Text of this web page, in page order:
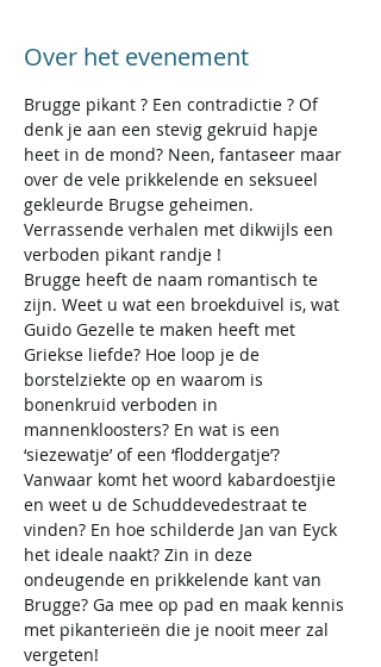
Over het evenement
Brugge pikant ? Een contradictie ? Of
denk je aan een stevig gekruid hapje
heet in de mond? Neen, fantaseer maar
over de vele prikkelende en seksueel
gekleurde Brugse geheimen.
Verrassende verhalen met dikwijls een
verboden pikant randje !
Brugge heeft de naam romantisch te
zijn. Weet u wat een broekduivel is, wat
Guido Gezelle te maken heeft met
Griekse liefde? Hoe loop je de
borstelziekte op en waarom is
bonenkruid verboden in
mannenkloosters? En wat is een
‘siezewatje’ of een ‘floddergatje’?
Vanwaar komt het woord kabardoestjie
en weet u de Schuddevedestraat te
vinden? En hoe schilderde Jan van Eyck
het ideale naakt? Zin in deze
ondeugende en prikkelende kant van
Brugge? Ga mee op pad en maak kennis
met pikanterieën die je nooit meer zal
vergeten!